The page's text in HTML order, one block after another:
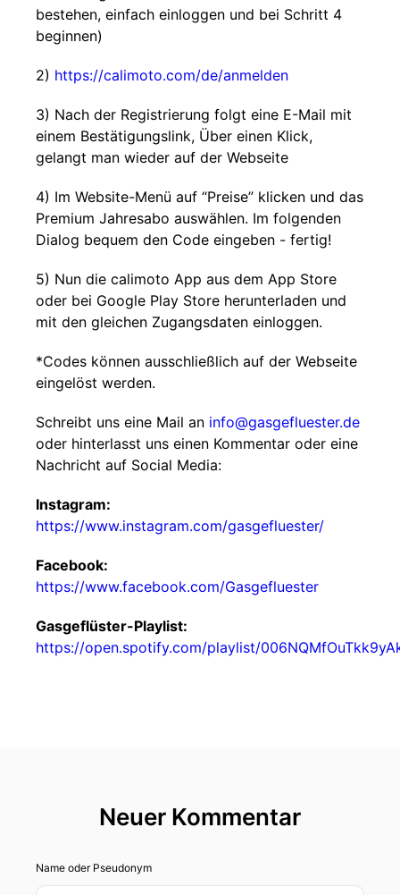
bestehen, einfach einloggen und bei Schritt 4
beginnen)
2) https://calimoto.com/de/anmelden
3) Nach der Registrierung folgt eine E-Mail mit
einem Bestätigungslink, Über einen Klick,
gelangt man wieder auf der Webseite
4) Im Website-Menü auf “Preise” klicken und das
Premium Jahresabo auswählen. Im folgenden
Dialog bequem den Code eingeben - fertig!
5) Nun die calimoto App aus dem App Store
oder bei Google Play Store herunterladen und
mit den gleichen Zugangsdaten einloggen.
*Codes können ausschließlich auf der Webseite
eingelöst werden.
Schreibt uns eine Mail an info@gasgefluester.de
oder hinterlasst uns einen Kommentar oder eine
Nachricht auf Social Media:
Instagram:
https://www.instagram.com/gasgefluester/
Facebook:
https://www.facebook.com/Gasgefluester
Gasgeflüster-Playlist:
https://open.spotify.com/playlist/
Neuer Kommentar
Name oder Pseudonym